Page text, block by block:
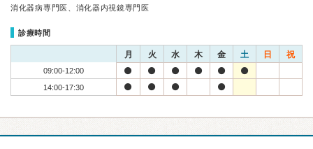
消化器病専門医、消化器内視鏡専門医
診療時間
月 火 水 木 金 土 日 祝
09:00-12:00
14:00-17:30